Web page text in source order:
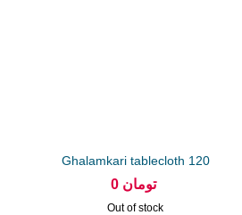
Ghalamkari tablecloth 120
cm...
0 تومان
Out of stock